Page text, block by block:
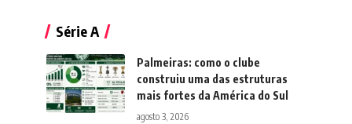
Série A
Palmeiras: como o clube
construiu uma das estruturas
mais fortes da América do Sul
agosto 3, 2026